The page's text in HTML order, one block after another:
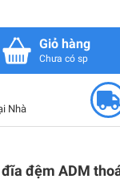
Giỏ hàng
Chưa có sp
Nhà
đệm ADM